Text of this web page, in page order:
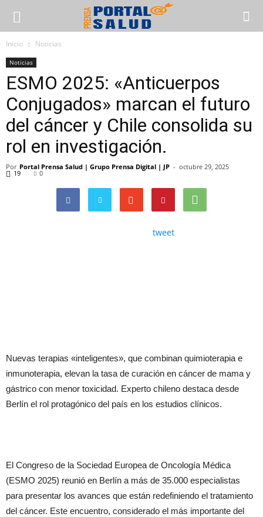
Inicio Noticias
Noticias
ESMO 2025: «Anticuerpos
Conjugados» marcan el futuro
del cáncer y Chile consolida su
rol en investigación.
Por Portal Prensa Salud | Grupo Prensa Digital | JP - octubre 29, 2025
19 0
tweet
Nuevas terapias «inteligentes», que combinan quimioterapia e
inmunoterapia, elevan la tasa de curación en cáncer de mama y
gástrico con menor toxicidad. Experto chileno destaca desde
Berlín el rol protagónico del país en los estudios clínicos.
El Congreso de la Sociedad Europea de Oncología Médica
(ESMO 2025) reunió en Berlín a más de 35.000 especialistas
para presentar los avances que están redefiniendo el tratamiento
del cáncer. Este encuentro, considerado el más importante del